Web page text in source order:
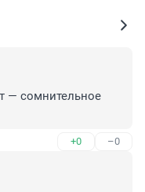
— сомнительное
+0 –0